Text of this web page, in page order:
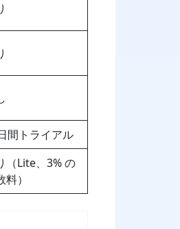
間トライアル
（Lite、3% の
）